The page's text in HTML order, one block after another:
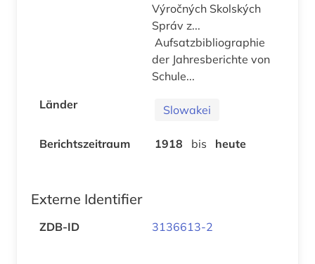
Výročných Skolských
Správ z...
Aufsatzbibliographie
der Jahresberichte von
Schule...
Länder
Slowakei
Berichtszeitraum 1918 bis heute
Externe Identifier
ZDB-ID 3136613-2